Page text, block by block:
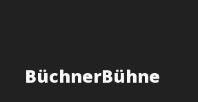
BüchnerBühne